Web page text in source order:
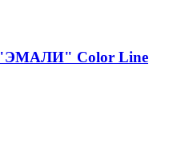
"ЭМАЛИ" Color Line